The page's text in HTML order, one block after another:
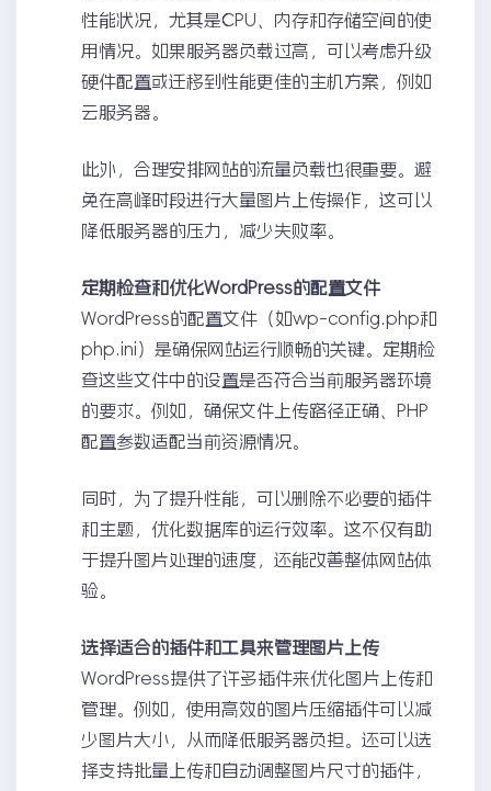
性能状况，尤其是CPU、内存和存储空间的使
用情况。如果服务器负载过高，可以考虑升级
硬件配置或迁移到性能更佳的主机方案，例如
云服务器。
此外，合理安排网站的流量负载也很重要。避
免在高峰时段进行大量图片上传操作，这可以
降低服务器的压力，减少失败率。
定期检查和优化WordPress的配置文件
WordPress的配置文件（如wp-config.php和
php.ini）是确保网站运行顺畅的关键。定期检
查这些文件中的设置是否符合当前服务器环境
的要求。例如，确保文件上传路径正确、PHP
配置参数适配当前资源情况。
同时，为了提升性能，可以删除不必要的插件
和主题，优化数据库的运行效率。这不仅有助
于提升图片处理的速度，还能改善整体网站体
验。
选择适合的插件和工具来管理图片上传
WordPress提供了许多插件来优化图片上传和
管理。例如，使用高效的图片压缩插件可以减
少图片大小，从而降低服务器负担。还可以选
择支持批量上传和自动调整图片尺寸的插件，